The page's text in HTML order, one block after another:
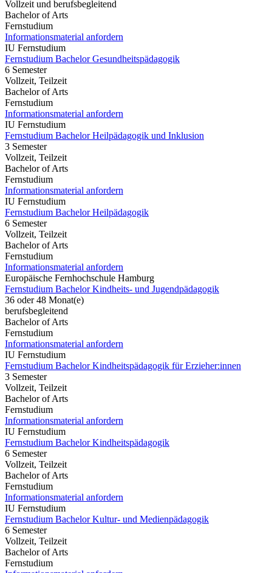
Vollzeit und berufsbegleitend
Bachelor of Arts
Fernstudium
Informationsmaterial anfordern
IU Fernstudium
Fernstudium Bachelor Gesundheitspädagogik
6 Semester
Vollzeit, Teilzeit
Bachelor of Arts
Fernstudium
Informationsmaterial anfordern
IU Fernstudium
Fernstudium Bachelor Heilpädagogik und Inklusion
3 Semester
Vollzeit, Teilzeit
Bachelor of Arts
Fernstudium
Informationsmaterial anfordern
IU Fernstudium
Fernstudium Bachelor Heilpädagogik
6 Semester
Vollzeit, Teilzeit
Bachelor of Arts
Fernstudium
Informationsmaterial anfordern
Europäische Fernhochschule Hamburg
Fernstudium Bachelor Kindheits- und Jugendpädagogik
36 oder 48 Monat(e)
berufsbegleitend
Bachelor of Arts
Fernstudium
Informationsmaterial anfordern
IU Fernstudium
Fernstudium Bachelor Kindheitspädagogik für Erzieher:innen
3 Semester
Vollzeit, Teilzeit
Bachelor of Arts
Fernstudium
Informationsmaterial anfordern
IU Fernstudium
Fernstudium Bachelor Kindheitspädagogik
6 Semester
Vollzeit, Teilzeit
Bachelor of Arts
Fernstudium
Informationsmaterial anfordern
IU Fernstudium
Fernstudium Bachelor Kultur- und Medienpädagogik
6 Semester
Vollzeit, Teilzeit
Bachelor of Arts
Fernstudium